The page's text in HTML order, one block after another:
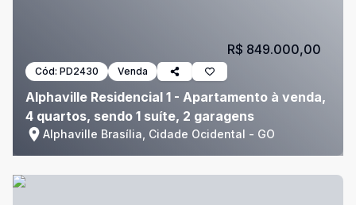
Cód: PD2430 Venda
Alphaville Residencial 1 - Apartamento à venda,
4 quartos, sendo 1 suíte, 2 garagens
Alphaville Brasília, Cidade Ocidental - GO
R$ 849.000,00